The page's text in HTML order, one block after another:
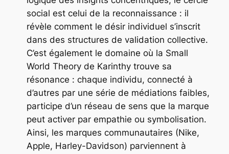
social est celui de la reconnaissance : il
révèle comment le désir individuel s’inscrit
dans des structures de validation collective.
C’est également le domaine où la Small
World Theoryde Karinthy trouve sa
résonance : chaque individu, connecté à
d’autres par une série de médiations faibles,
participe d’un réseau de sens que la marque
peut activer par empathie ou symbolisation.
Ainsi, les marques communautaires (Nike,
Apple, Harley-Davidson) parviennent à